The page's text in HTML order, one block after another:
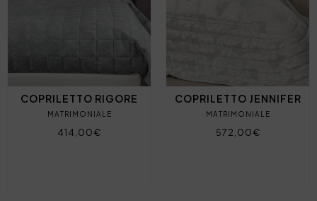
COPRILETTO RIGORE
MATRIMONIALE
414,00€
COPRILETTO JENNIFER
MATRIMONIALE
572,00€